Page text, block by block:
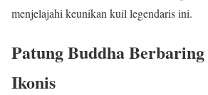
menjelajahi keunikan kuil legendaris ini.
Patung Buddha Berbaring
Ikonis